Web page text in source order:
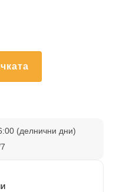
(делнични дни)